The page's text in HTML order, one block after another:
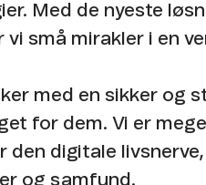
Med de nyeste
små mirakler i en
med en sikker og
for dem. Vi er
den digitale
og samfund.